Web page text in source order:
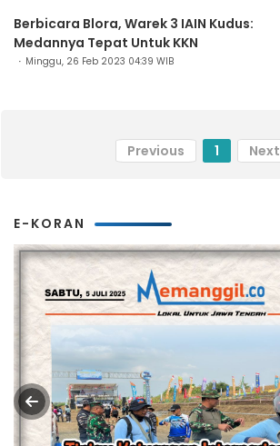
Berbicara Blora, Warek 3 IAIN Kudus:
Medannya Tepat Untuk KKN
Minggu, 26 Feb 2023 04:39 WIB
Previous 1 Next
E-KORAN